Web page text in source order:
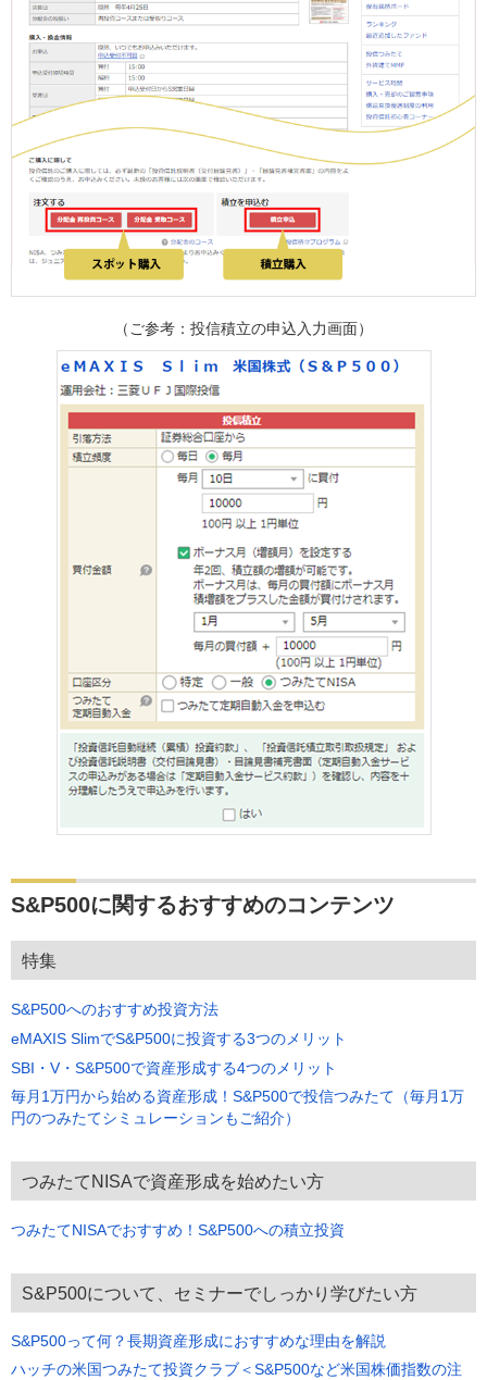
（ご参考：投信積立の申込入力画面）
S&P500に関するおすすめのコンテンツ
特集
S&P500へのおすすめ投資方法
eMAXIS SlimでS&P500に投資する3つのメリット
SBI・V・S&P500で資産形成する4つのメリット
毎月1万円から始める資産形成！S&P500で投信つみたて（毎月1万
円のつみたてシミュレーションもご紹介）
つみたてNISAで資産形成を始めたい方
つみたてNISAでおすすめ！S&P500への積立投資
S&P500について、セミナーでしっかり学びたい方
S&P500って何？長期資産形成におすすめな理由を解説
ハッチの米国つみたて投資クラブ＜S&P500など米国株価指数の注